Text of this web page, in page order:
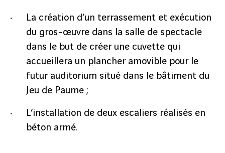
La création d’un terrassement et exécution
du gros-œuvre dans la salle de spectacle
dans le but de créer une cuvette qui
accueillera un plancher amovible pour le
futur auditorium situé dans le bâtiment du
Jeu de Paume ;
L’installation de deux escaliers réalisés en
béton armé.